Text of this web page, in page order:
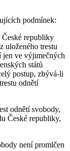
podmínek:
České republiky
uloženého trestu
jen ve výjimečných
států
postup, zbývá-li
odnětí
odnětí svobody,
České republiky,
není promlčen